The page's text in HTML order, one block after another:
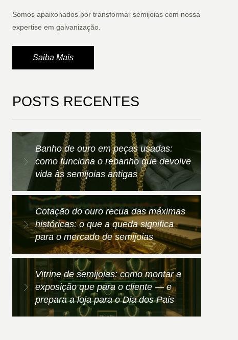
Somos apaixonados por transformar semijoias com nossa
expertise em galvanização.
Saiba Mais
POSTS RECENTES
Banho de ouro em peças usadas:
como funciona o rebanho que devolve
vida às semijoias antigas
Cotação do ouro recua das máximas
históricas: o que a queda significa
para o mercado de semijoias
Vitrine de semijoias: como montar a
exposição que para o cliente — e
prepara a loja para o Dia dos Pais